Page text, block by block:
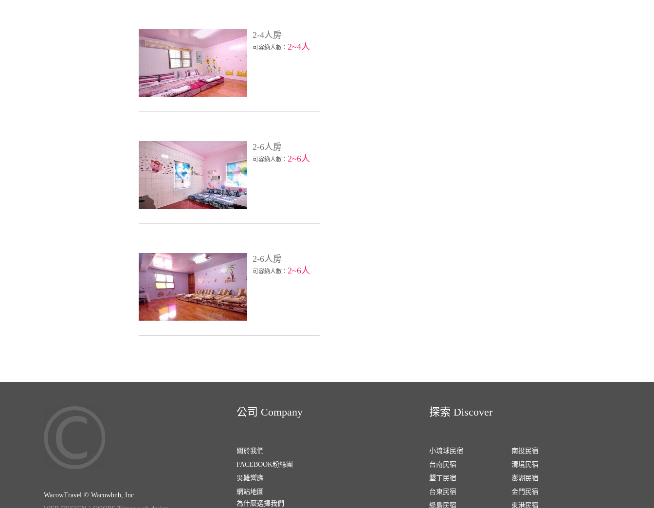
2-4人房
可容納人數： 2~4人
2-6人房
可容納人數： 2~6人
2-6人房
可容納人數： 2~6人
WacowTravel © Wacowbnb, Inc.
公司 Company
關於我們
FACEBOOK粉絲團
災難響應
網站地圖
為什麼選擇我們
探索 Discover
小琉球民宿
台南民宿
墾丁民宿
台東民宿
綠島民宿
南投民宿
清境民宿
澎湖民宿
金門民宿
東港民宿